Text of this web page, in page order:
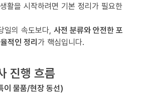
활을 시작하려면 기본 정리가 필요한
일의 속도보다, 사전 분류와 안전한 포
적인 정리가 핵심입니다.
진행 흐름
이 물품/현장 동선)